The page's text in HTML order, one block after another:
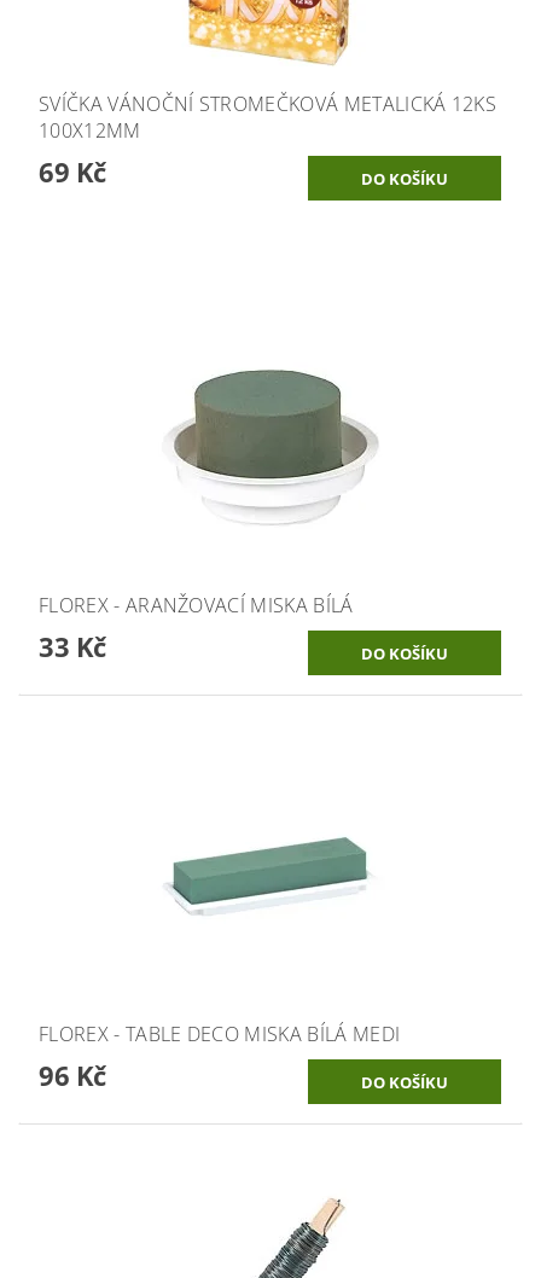
SVÍČKA VÁNOČNÍ STROMEČKOVÁ METALICKÁ 12KS
100X12MM
69 Kč
FLOREX - ARANŽOVACÍ MISKA BÍLÁ
33 Kč
FLOREX - TABLE DECO MISKA BÍLÁ MEDI
96 Kč